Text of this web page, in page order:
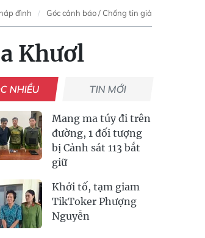
đình Góc cảnh báo / Chống tin giả
Khươl
NHIỀU TIN MỚI
Mang ma túy đi trên
đường, 1 đối tượng
bị Cảnh sát 113 bắt
giữ
Khởi tố, tạm giam
TikToker Phượng
Nguyễn